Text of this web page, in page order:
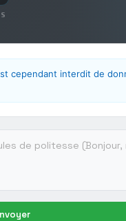
cependant interdit de